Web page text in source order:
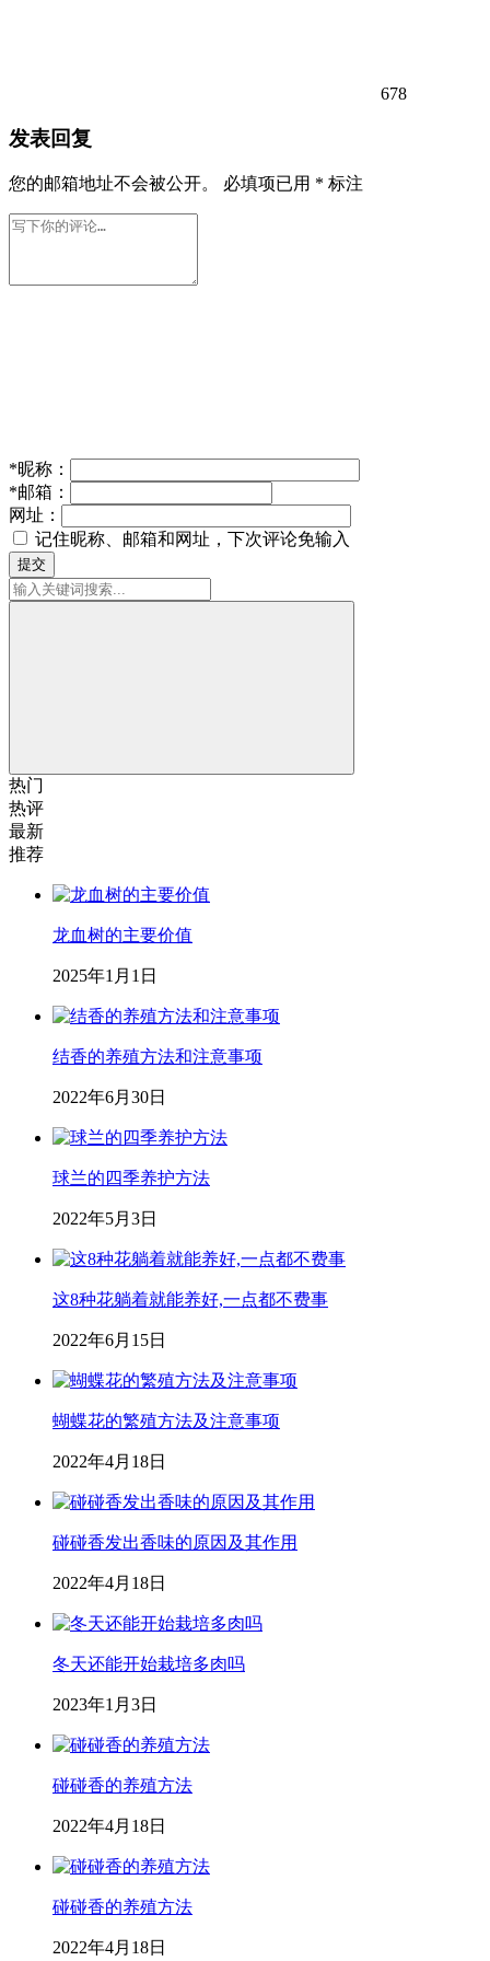
678
发表回复
您的邮箱地址不会被公开。 必填项已用 * 标注
*昵称：
*邮箱：
网址：
记住昵称、邮箱和网址，下次评论免输入
提交
热门
热评
最新
推荐
龙血树的主要价值
2025年1月1日
结香的养殖方法和注意事项
2022年6月30日
球兰的四季养护方法
2022年5月3日
这8种花躺着就能养好,一点都不费事
2022年6月15日
蝴蝶花的繁殖方法及注意事项
2022年4月18日
碰碰香发出香味的原因及其作用
2022年4月18日
冬天还能开始栽培多肉吗
2023年1月3日
碰碰香的养殖方法
2022年4月18日
碰碰香的养殖方法
2022年4月18日